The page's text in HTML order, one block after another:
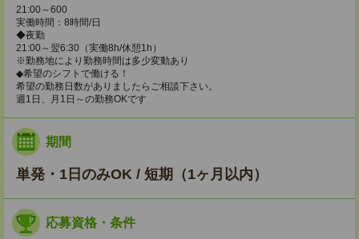
21:00～600
実働時間：8時間/日
◆夜勤
21:00～翌6:30（実働8h/休憩1h）
※勤務地により勤務時間は多少変動あり
◆希望のシフトで働ける！
希望の勤務日数がありましたらご相談下さい。
週1日、月1日～の勤務OKです
期間
単発・1日のみOK / 短期（1ヶ月以内）
応募資格・条件